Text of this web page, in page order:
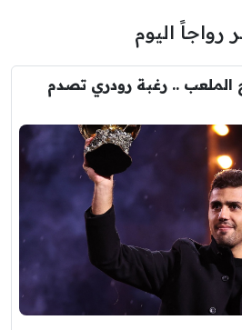
رواجاً اليوم
الملعب .. رغبة رودري تصدم